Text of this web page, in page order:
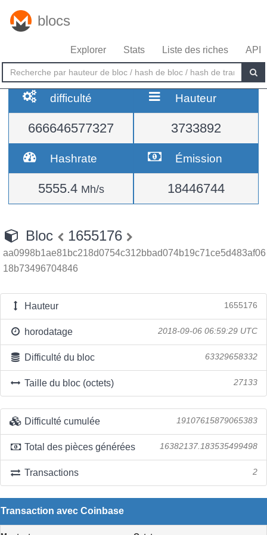
blocs
Explorer Stats Liste des riches API
difficulté
666646577327
Hauteur
3733892
Hashrate
5555.4 Mh/s
Émission
18446744
Bloc 1655176
aa0998b1ae81bc218d0754c312bbad074b19c71ce5d483af06
18b73496704846
Hauteur 1655176
horodatage 2018-09-06 06:59:29 UTC
Difficulté du bloc 63329658332
Taille du bloc (octets) 27133
Difficulté cumulée 19107615879065383
Total des pièces générées 16382137.183535499498
Transactions 2
Transaction avec Coinbase